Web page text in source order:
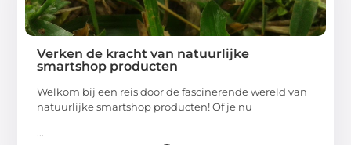
Verken de kracht van natuurlijke
smartshop producten
Welkom bij een reis door de fascinerende wereld van
natuurlijke smartshop producten! Of je nu
...